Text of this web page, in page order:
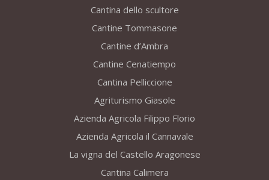
Cantina dello scultore
Cantine Tommasone
Cantine d’Ambra
Cantine Cenatiempo
Cantina Pelliccione
Agriturismo Giasole
Azienda Agricola Filippo Florio
Azienda Agricola il Cannavale
La vigna del Castello Aragonese
Cantina Calimera